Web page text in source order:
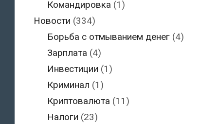
Командировка (1)
Новости (334)
Борьба с отмыванием денег (4)
Зарплата (4)
Инвестиции (1)
Криминал (1)
Криптовалюта (11)
Налоги (23)